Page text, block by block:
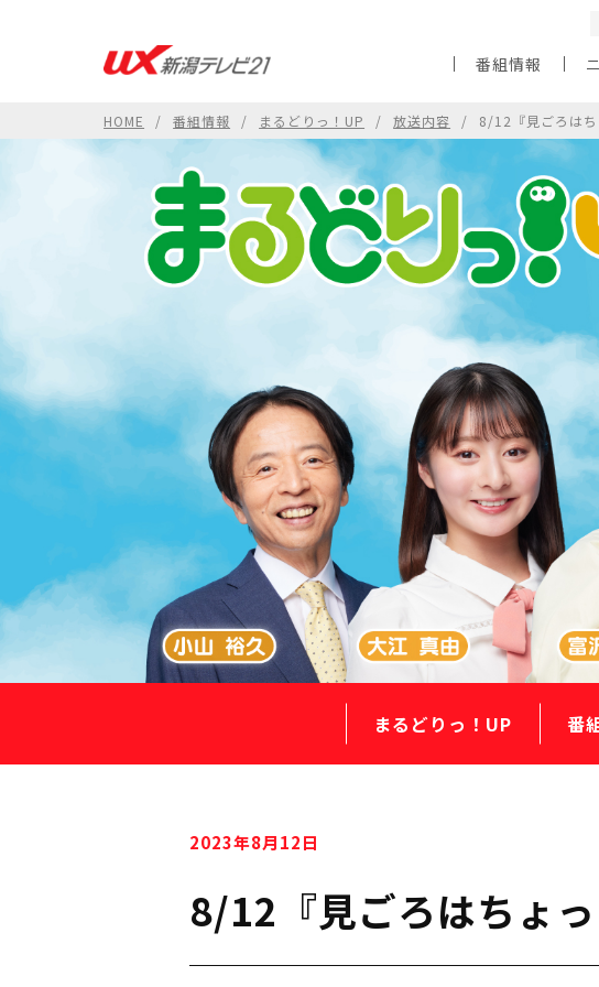
番組情報
HOME 番組情報 まるどりっ！UP 放送内容 8/12『見ごろは
まるどりっ！UP 番
2023年8月12日
8/12『見ごろはちょ